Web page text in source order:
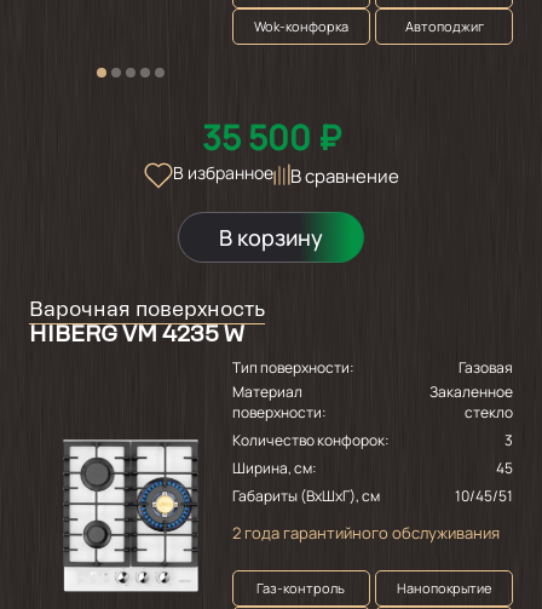
Wok-конфорка
Автоподжиг
35 500 ₽
В избранное В сравнение
В корзину
Варочная поверхность
HIBERG VM 4235 W
Тип поверхности:
Газовая
Материал
поверхности:
Закаленное
стекло
Количество конфорок:
3
Ширина, см:
45
Габариты (ВхШхГ), см
10/45/51
2 года гарантийного обслуживания
Газ-контроль
Нанопокрытие